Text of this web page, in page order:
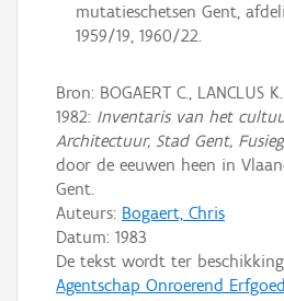
mutatieschetsen Gent,
1959/19, 1960/22.
Bron: BOGAERT C., LANCLUS
1982: Inventaris van het
Architectuur, Stad Gent,
door de eeuwen heen in
Gent.
Auteurs: Bogaert, Chris
Datum: 1983
De tekst wordt ter
Agentschap Onroerend